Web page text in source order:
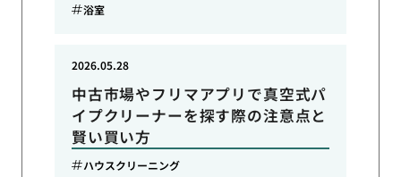
浴室
中古市場やフリマアプリで真空式パ
イプクリーナーを探す際の注意点と
賢い買い方
2026.05.28
ハウスクリーニング